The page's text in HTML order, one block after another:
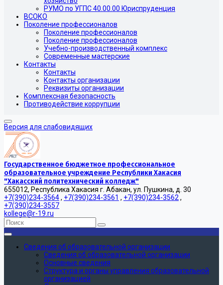
РУМО по УГПС 40.00.00 Юриспруденция
ВСОКО
Поколение профессионалов
Поколение профессионалов
Поколение профессионалов
Учебно-производственный комплекс
Современные мастерские
Контакты
Контакты
Контакты организации
Реквизиты организации
Комплексная безопасность
Противодействие коррупции
Версия для слабовидящих
Государственное бюджетное профессиональное
образовательное учреждение Республики Хакасия
"Хакасский политехнический колледж"
655012, Республика Хакасия г. Абакан, ул. Пушкина, д. 30
+7(390)234-3564, +7(390)234-3561 , +7(390)234-3562 ,
+7(390)234-3557
kollege@r-19.ru
Сведения об образовательной организации
Сведения об образовательной организации
Основные сведения
Структура и органы управления образовательной
организацией